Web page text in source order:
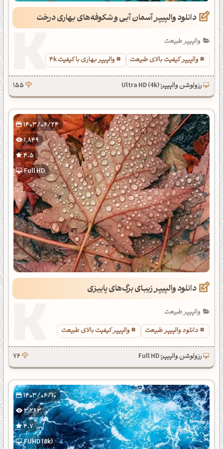
دانلود والپیپر آسمان آبی و شکوفه‌های بهاری درخت
والپیپر طبیعت
والپیپر کیفیت بالای طبیعت
والپیپر بهاری با کیفیت 4k
رزولوشن والپیپر: Ultra HD (4k) 155
1403/06/24
1,849
4.5
Full HD
دانلود والپیپر زیبای برگ‌های پاییزی
والپیپر طبیعت
دانلود والپیپر طبیعت
والپیپر کیفیت بالای طبیعت
رزولوشن والپیپر: Full HD 76
1403/06/10
3,263
4.7
FUHD (8k)